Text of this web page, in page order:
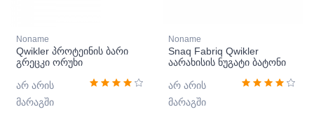
Noname
Qwikler პროტეინის ბარი
გრეცკი ორუხი
არ არის
მარაგში
Noname
Snaq Fabriq Qwikler
აარახისის ნუგატი ბატონი
არ არის
მარაგში